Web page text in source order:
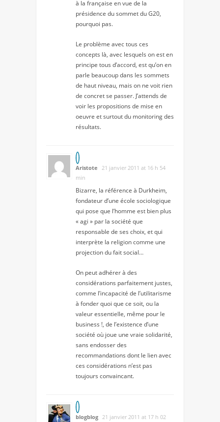
à la française en vue de la
présidence du sommet du G20,
pourquoi pas.
Le problème avec tous ces
concepts là, avec lesquels on est en
principe tous d’accord, est qu’on en
parle beaucoup dans les sommets
de haut niveau, mais on ne voit rien
de concret se passer. J’attends de
voir les propositions de mise en
oeuvre et surtout du monitoring des
résultats.
Aristote
21 janvier 2011 at 16 h 54
min
Bizarre, la référence à Durkheim,
fondateur d’une école sociologique
qui pose que l’homme est bien plus
« agi » par la société que
responsable de ses choix, et qui
interprète la religion comme une
projection du fait social…
On peut adhérer à des
considérations parfaitement justes,
comme l’incapacité de l’utilitarisme
à fonder quoi que ce soit, ou la
valeur essentielle, même pour le
business !, de l’existence d’une
société où joue une vraie solidarité,
sans endosser des
recommandations dont le lien avec
ces considérations n’est pas
toujours convaincant.
blogblog 21 janvier 2011 at 17 h 02